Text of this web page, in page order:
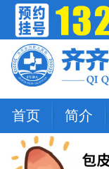
首页 简介